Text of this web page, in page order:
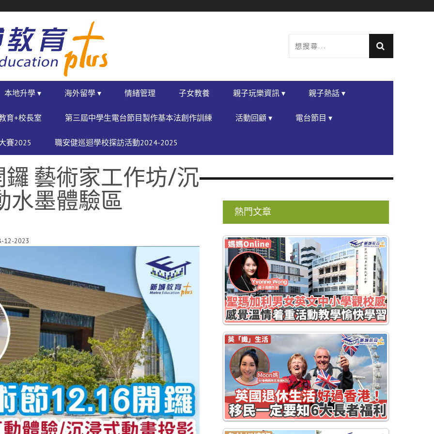
本地升學 ▾ 海外留學 ▾ 情緒管理 子女教養 親子玩樂資訊 ▾ 親子熱話 ▾
育+校長室 第三屆中學生電台節目製作基本法創作訓練 活動回顧 ▾ 電台節目 ▾
賽2025 職安健巡迴學校探訪活動2024-2025
鑼 藝術家工作坊/沉
水墨體驗區
12-2023
熱門文章